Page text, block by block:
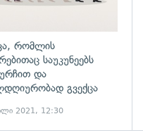
რომლის
საუკუნეებს
და
გვექცა
2021, 12:30